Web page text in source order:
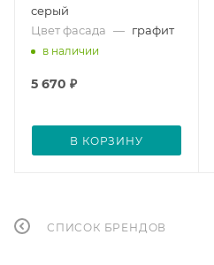
серый
Цвет фасада — графит
в наличии
5 670 ₽
В КОРЗИНУ
СПИСОК БРЕНДОВ